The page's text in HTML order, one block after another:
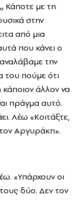
Κάποτε με τη
στην
από μια
που κάνει ο
την
του πούμε ότι
άλλον να
πράγμα αυτό.
Λέω «Κοιτάξτε,
τον Αργυράκη».
«Υπάρχουν οι
δύο. Δεν τον